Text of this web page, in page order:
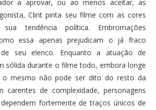
a aprovar, ou ao menos aceitar, as
Clint pinta seu filme com as cores
tendência política. Embromações
essa apenas prejudicam o já fraco
de seu elenco. Enquanto a atuação de
sólida durante o filme todo, embora longe
o mesmo não pode ser dito do resto da
carentes de complexidade, personagens
fortemente de traços únicos de